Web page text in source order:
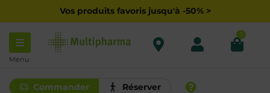
Vos produits favoris jusqu'à -50% >
Menu
0
Commander Réserver